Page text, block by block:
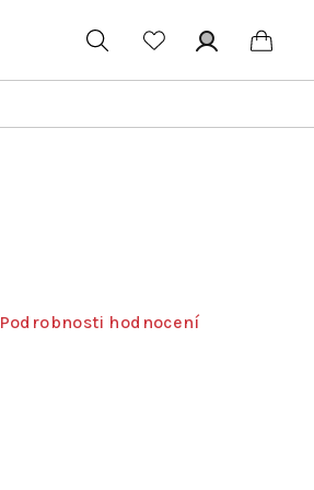
košík
Podrobnosti hodnocení